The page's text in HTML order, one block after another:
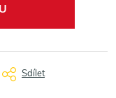
Sdílet